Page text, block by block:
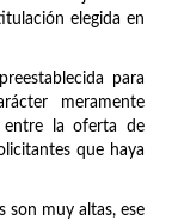
elegida en
para
meramente
entre la oferta de
que haya
son muy altas, ese